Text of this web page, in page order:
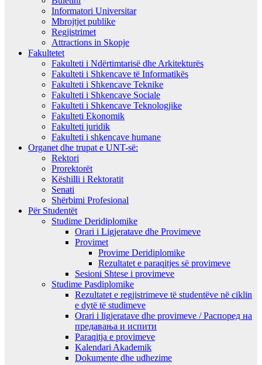
Informatori Universitar
Mbrojtjet publike
Regjistrimet
Attractions in Skopje
Fakultetet
Fakulteti i Ndërtimtarisë dhe Arkitekturës
Fakulteti i Shkencave të Informatikës
Fakulteti i Shkencave Teknike
Fakulteti i Shkencave Sociale
Fakulteti i Shkencave Teknologjike
Fakulteti Ekonomik
Fakulteti juridik
Fakulteti i shkencave humane
Organet dhe trupat e UNT-së:
Rektori
Prorektorët
Këshilli i Rektoratit
Senati
Shërbimi Profesional
Për Studentët
Studime Deridiplomike
Orari i Ligjeratave dhe Provimeve
Provimet
Provime Deridiplomike
Rezultatet e paraqitjes së provimeve
Sesioni Shtese i provimeve
Studime Pasdiplomike
Rezultatet e regjistrimeve të studentëve në ciklin
e dytë të studimeve
Orari i ligjeratave dhe provimeve / Распоред на
предавањa и испити
Paraqitja e provimeve
Kalendari Akademik
Dokumente dhe udhezime